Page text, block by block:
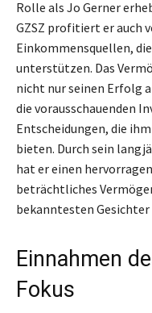
Rolle als Jo Gerner
GZSZ profitiert er auch
Einkommensquellen,
unterstützen. Das
nicht nur seinen Erfolg
die vorausschauenden
Entscheidungen, die
bieten. Durch sein
hat er einen
beträchtliches
bekanntesten
Einnahmen
Fokus